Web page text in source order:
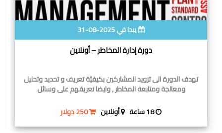
يبدا في 2025-08-31
دورة إدارة المخاطر – أونلاين
تهدف الدورة الى تزويد المشاركين بكيفيّة تعريف و تحديد وتحليل
ومعالجة ومتابعة المخاطر , وايضا تعريفهم على وسائل
18 ساعة
أونلاين 250 دولار